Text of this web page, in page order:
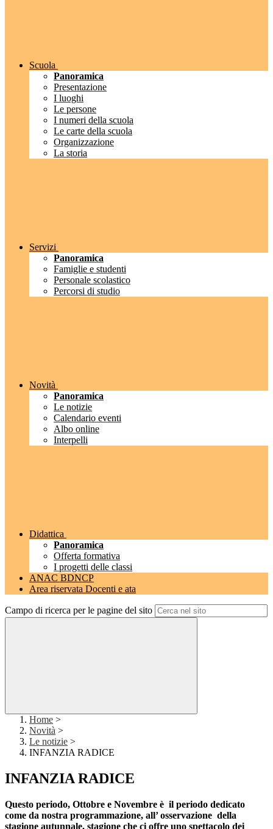
Scuola
Panoramica
Presentazione
I luoghi
Le persone
I numeri della scuola
Le carte della scuola
Organizzazione
La storia
Servizi
Panoramica
Famiglie e studenti
Personale scolastico
Percorsi di studio
Novità
Panoramica
Le notizie
Calendario eventi
Albo online
Interpelli
Didattica
Panoramica
Offerta formativa
I progetti delle classi
ANAC BDNCP
Area riservata Docenti e ata
Campo di ricerca per le pagine del sito
Home >
Novità >
Le notizie >
INFANZIA RADICE
INFANZIA RADICE
Questo periodo, Ottobre e Novembre è il periodo dedicato
come da nostra programmazione, all’ osservazione della
stagione autunnale, stagione che ci offre uno spettacolo dei